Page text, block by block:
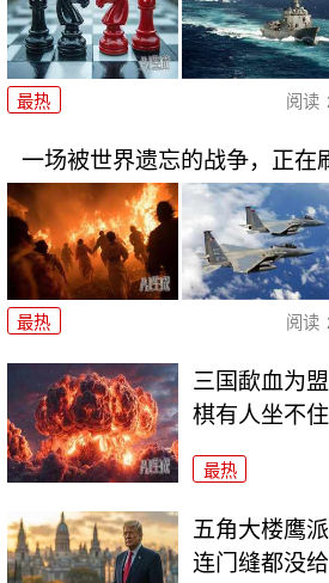
最热 阅读
一场被世界遗忘的战争，正在
最热 阅读
三国歃血为
棋有人坐不住
最热
五角大楼鹰
连门缝都没